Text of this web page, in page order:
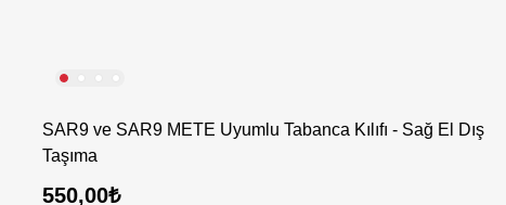
SAR9 ve SAR9 METE Uyumlu Tabanca Kılıfı - Sağ El Dış
Taşıma
550,00₺